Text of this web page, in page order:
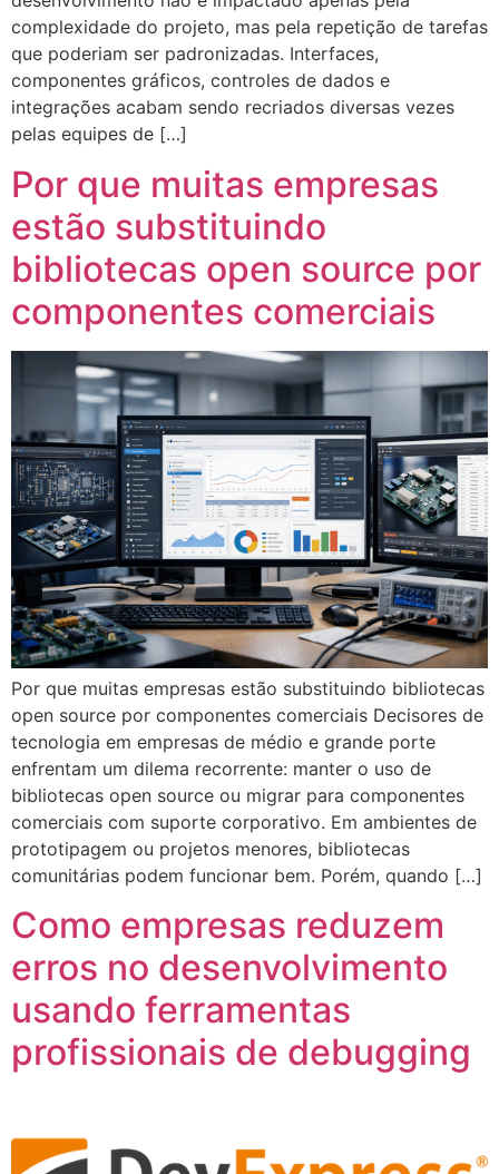
complexidade do projeto, mas pela repetição de tarefas
que poderiam ser padronizadas. Interfaces,
componentes gráficos, controles de dados e
integrações acabam sendo recriados diversas vezes
pelas equipes de […]
Por que muitas empresas
estão substituindo
bibliotecas open source por
componentes comerciais
Por que muitas empresas estão substituindo bibliotecas
open source por componentes comerciais Decisores de
tecnologia em empresas de médio e grande porte
enfrentam um dilema recorrente: manter o uso de
bibliotecas open source ou migrar para componentes
comerciais com suporte corporativo. Em ambientes de
prototipagem ou projetos menores, bibliotecas
comunitárias podem funcionar bem. Porém, quando […]
Como empresas reduzem
erros no desenvolvimento
usando ferramentas
profissionais de debugging